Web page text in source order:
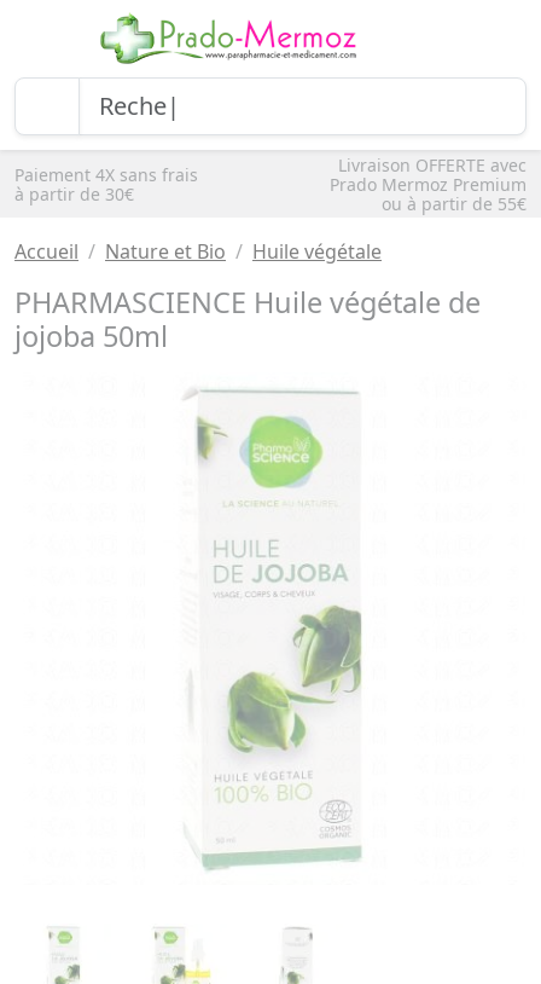
Paiement 4X sans frais
à partir de 30€
Livraison OFFERTE avec
Prado Mermoz Premium
ou à partir de 55€
Accueil Nature et Bio Huile végétale
PHARMASCIENCE Huile végétale de
jojoba 50ml